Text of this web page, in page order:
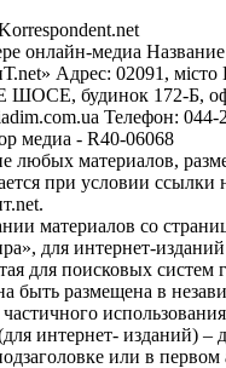
онлайн-медиа
Адрес: 02091, місто
будинок 172-Б,
Телефон: 044-
медиа - R40-06068
любых материалов,
при условии ссылки
материалов со
для интернет-изданий
для поисковых систем
быть размещена в
интернет- изданий) –
или в первом